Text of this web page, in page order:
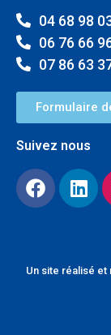
04 68 98
06 76 66
07 86 63
Formulaire
Suivez nous
Un site réalisé et